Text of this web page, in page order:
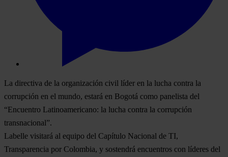
La directiva de la organización civil líder en la lucha contra la
corrupción en el mundo, estará en Bogotá como panelista del
“Encuentro Latinoamericano: la lucha contra la corrupción
transnacional”.
Labelle visitará al equipo del Capítulo Nacional de TI,
Transparencia por Colombia, y sostendrá encuentros con líderes del